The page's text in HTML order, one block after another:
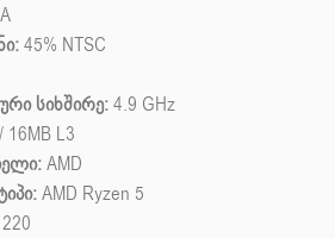
45% NTSC
სიხშირე:4.9 GHz
16MB L3
AMD
AMD Ryzen 5
220